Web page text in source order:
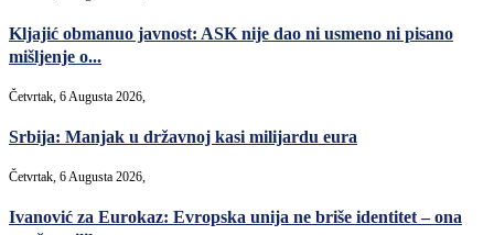
Kljajić obmanuo javnost: ASK nije dao ni usmeno ni pisano
mišljenje o...
Četvrtak, 6 Augusta 2026,
Srbija: Manjak u državnoj kasi milijardu eura
Četvrtak, 6 Augusta 2026,
Ivanović za Eurokaz: Evropska unija ne briše identitet – ona